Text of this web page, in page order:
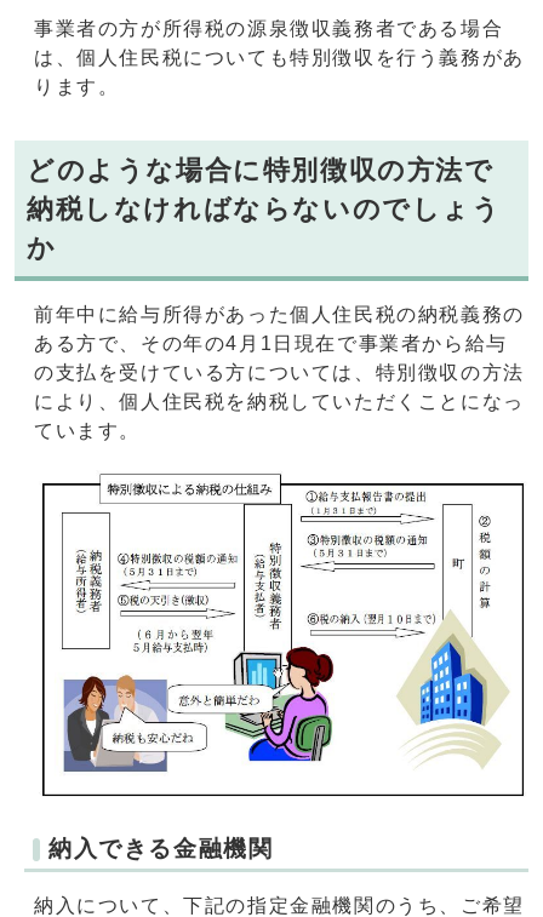
事業者の方が所得税の源泉徴収義務者である場合
は、個人住民税についても特別徴収を行う義務があ
ります。
どのような場合に特別徴収の方法で
納税しなければならないのでしょう
か
前年中に給与所得があった個人住民税の納税義務の
ある方で、その年の4月1日現在で事業者から給与
の支払を受けている方については、特別徴収の方法
により、個人住民税を納税していただくことになっ
ています。
納入できる金融機関
納入について、下記の指定金融機関のうち、ご希望